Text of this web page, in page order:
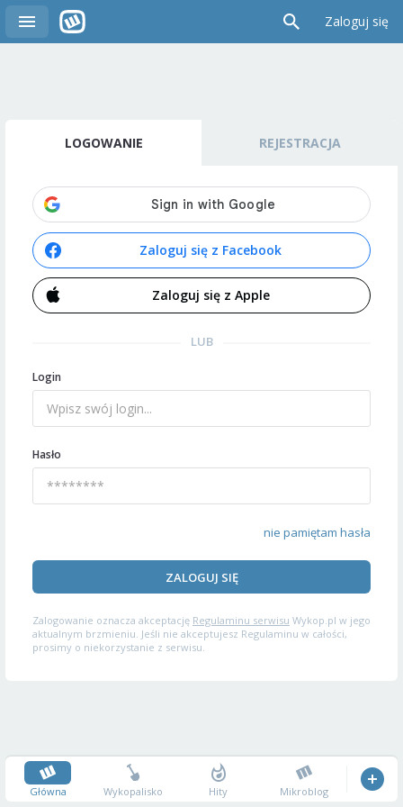
Zaloguj się
LOGOWANIE REJESTRACJA
Zaloguj się z Facebook
Zaloguj się z Apple
LUB
Login
Hasło
nie pamiętam hasła
ZALOGUJ SIĘ
Zalogowanie oznacza akceptację Regulaminu serwisu Wykop.pl w jego
aktualnym brzmieniu. Jeśli nie akceptujesz Regulaminu w całości,
prosimy o niekorzystanie z serwisu.
Główna Wykopalisko Hity Mikroblog